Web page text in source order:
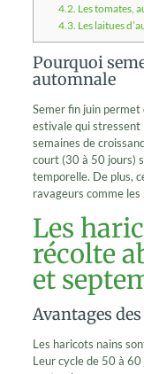
4.2. Les tomates,
4.3. Les laitues
Pourquoi
automnale
Semer fin juin permet
estivale qui stressent
semaines de
court (30 à 50 jours)
temporelle. De plus,
ravageurs comme
Les
récolte
et
Avantages
Les haricots nains
Leur cycle de 50 à